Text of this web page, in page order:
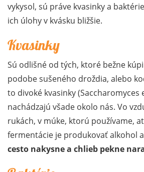
vykysol, sú práve kvasinky a
ich úlohy v kvásku bližšie.
Kvasinky
Sú odlišné od tých, ktoré bežne
podobe sušeného droždia, alebo
to divoké kvasinky (Saccharomyces
nachádzajú všade okolo nás. Vo
rukách, v múke, ktorú používame,
fermentácie je produkovať alkohol a
cesto nakysne a chlieb pekne